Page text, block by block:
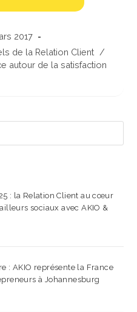
2017
de la Relation Client /
autour de la satisfaction
: la Relation Client au cœur
sociaux avec AKIO &
: AKIO représente la France
à Johannesburg